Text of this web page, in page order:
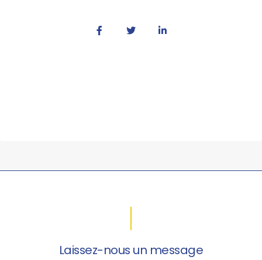
Laissez-nous un message